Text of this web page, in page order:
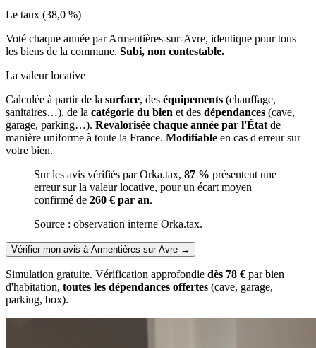
Le taux (38,0 %)
Voté chaque année par Armentières-sur-Avre, identique pour tous
les biens de la commune. Subi, non contestable.
La valeur locative
Calculée à partir de la surface, des équipements (chauffage,
sanitaires…), de la catégorie du bien et des dépendances (cave,
garage, parking…). Revalorisée chaque année par l'État de
manière uniforme à toute la France. Modifiable en cas d'erreur sur
votre bien.
Sur les avis vérifiés par Orka.tax, 87 % présentent une
erreur sur la valeur locative, pour un écart moyen
confirmé de 260 € par an.
Source : observation interne Orka.tax.
Vérifier mon avis à Armentières-sur-Avre →
Simulation gratuite. Vérification approfondie dès 78 € par bien
d'habitation, toutes les dépendances offertes (cave, garage,
parking, box).